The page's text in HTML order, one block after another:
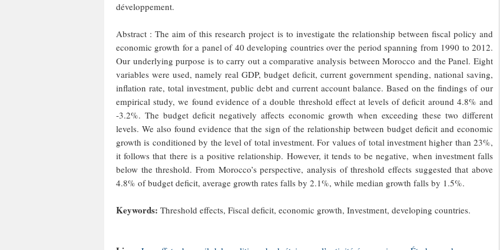
développement.
Abstract : The aim of this research project is to investigate the relationship between fiscal policy and
economic growth for a panel of 40 developing countries over the period spanning from 1990 to 2012.
Our underlying purpose is to carry out a comparative analysis between Morocco and the Panel. Eight
variables were used, namely real GDP, budget deficit, current government spending, national saving,
inflation rate, total investment, public debt and current account balance. Based on the findings of our
empirical study, we found evidence of a double threshold effect at levels of deficit around 4.8% and
-3.2%. The budget deficit negatively affects economic growth when exceeding these two different
levels. We also found evidence that the sign of the relationship between budget deficit and economic
growth is conditioned by the level of total investment. For values of total investment higher than 23%,
it follows that there is a positive relationship. However, it tends to be negative, when investment falls
below the threshold. From Morocco’s perspective, analysis of threshold effects suggested that above
4.8% of budget deficit, average growth rates falls by 2.1%, while median growth falls by 1.5%.
Keywords: Threshold effects, Fiscal deficit, economic growth, Investment, developing countries.